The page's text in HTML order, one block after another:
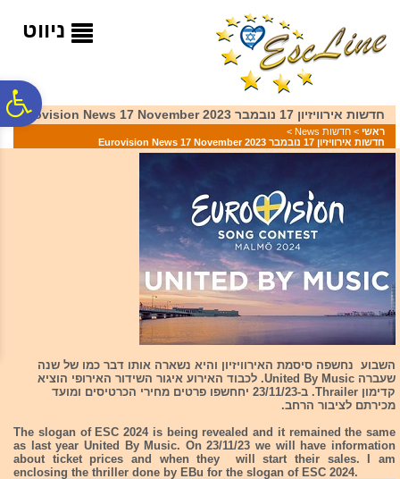
המרכזי
ניווט
חדשות אירוויזיון 17 נובמבר 2023 Eurovision News 17 November
ראשי > חדשות News
>
חדשות אירוויזיון 17 נובמבר 2023 Eurovision News 17 November
השבוע נחשפה סיסמת האירוויזיון והיא נשארה אותו דבר כמו של שנה
שעברה United By Music. לכבוד האירוע איגור השידור האירופי הוציא
קדימון Thrailer. ב-23/11/23 יחחשפו פרטים מחירי הכרטיסים ומועד
מכירתם לציבור הרחב.
The slogan of ESC 2024 is being revealed and it remained the same
as last year United By Music. On 23/11/23 we will have information
about ticket prices and when they will start their sales. I am
enclosing the thriller done by EBu for the slogan of ESC 2024.